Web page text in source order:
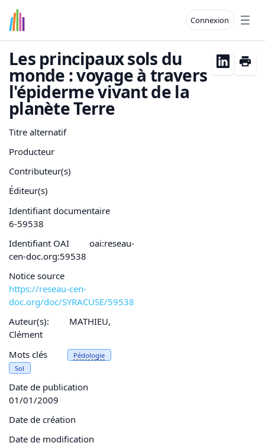
Connexion
Les principaux sols du
monde : voyage à travers
l'épiderme vivant de la
planète Terre
Titre alternatif
Producteur
Contributeur(s)
Éditeur(s)
Identifiant documentaire
6-59538
Identifiant OAI
oai:reseau-
cen-doc.org:59538
Notice source
https://reseau-cen-
doc.org/doc/SYRACUSE/59538
Auteur(s):
MATHIEU,
Clément
Mots clés
Pédologie
Sol
Date de publication
01/01/2009
Date de création
Date de modification